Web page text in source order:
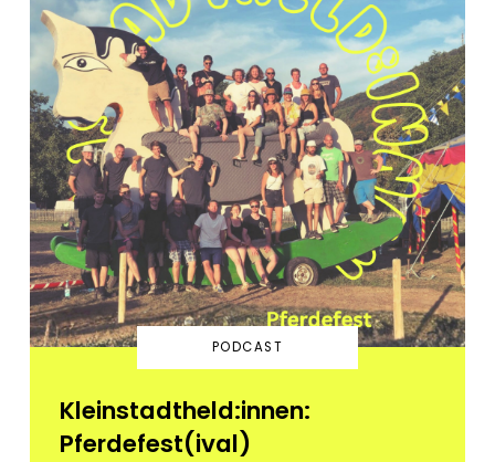
PODCAST
Kleinstadtheld:innen:
Pferdefest(ival)